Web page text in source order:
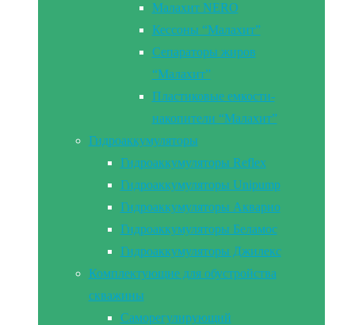
Малахит NERO
Кессоны “Малахит”
Сепараторы жиров
“Малахит”
Пластиковые емкости-
накопители “Малахит”
Гидроаккумуляторы
Гидроаккумуляторы Reflex
Гидроаккумуляторы Unipump
Гидроаккумуляторы Акварио
Гидроаккумуляторы Беламос
Гидроаккумуляторы Джилекс
Комплектующие для обустройства
скважины
Саморегулирующий